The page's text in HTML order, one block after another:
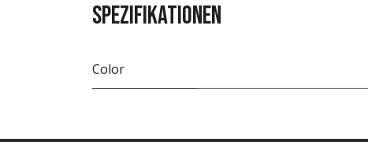
Spezifikationen
Color